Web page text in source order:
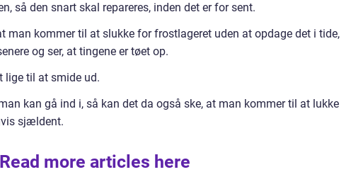
så den snart skal repareres, inden det er for sent.
man kommer til at slukke for frostlageret uden at opdage det i tide,
og ser, at tingene er tøet op.
lige til at smide ud.
kan gå ind i, så kan det da også ske, at man kommer til at lukke
sjældent.
Read more articles here